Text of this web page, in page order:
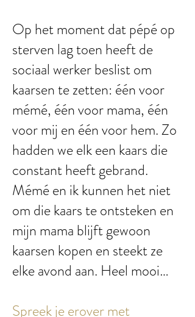
Op het moment dat pépé op
sterven lag toen heeft de
sociaal werker beslist om
kaarsen te zetten: één voor
mémé, één voor mama, één
voor mij en één voor hem. Zo
hadden we elk een kaars die
constant heeft gebrand.
Mémé en ik kunnen het niet
om die kaars te ontsteken en
mijn mama blijft gewoon
kaarsen kopen en steekt ze
elke avond aan. Heel mooi…
Spreek je erover met